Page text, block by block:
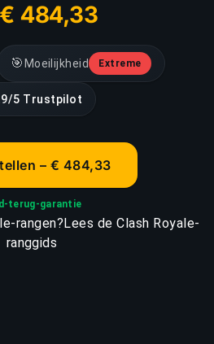
€ 484,33
🎯 Moeilijkheid Extreme
5 Trustpilot
– € 484,33
terug-garantie
rangen?Lees de Clash Royale-
ranggids